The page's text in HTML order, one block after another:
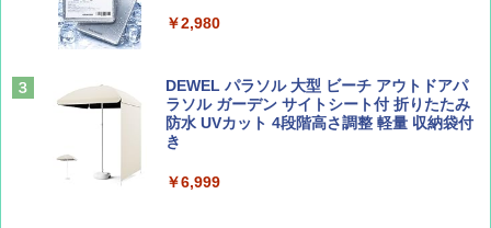
山と溪谷 2026年8月号「南アルプス大全」
￥1,540
地球の歩き方 スター・ウォーズ
￥2,695
人用 折りたたみ 防災グッズ 災害用トイレ ビ
￥4,980
テント ワンタッチ RENEW 幅200 2-3人用 43
￥2,980
DEWEL パラソル 大型 ビーチ アウトドアパ
ラソル ガーデン サイトシート付 折りたたみ
防水 UVカット 4段階高さ調整 軽量 収納袋付
き
￥6,999